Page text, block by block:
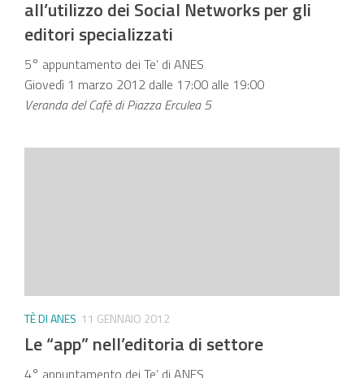
all’utilizzo dei Social Networks per gli
editori specializzati
5° appuntamento dei Te’ di ANES
Giovedì 1 marzo 2012 dalle 17:00 alle 19:00
Veranda del Cafè di Piazza Erculea 5
TÈ DI ANES 11 GENNAIO 2012
Le “app” nell’editoria di settore
4° appuntamento dei Te’ di ANES